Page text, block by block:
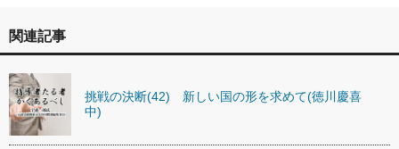
関連記事
挑戦の決断(42) 新しい国の形を求めて(徳川慶喜
中)